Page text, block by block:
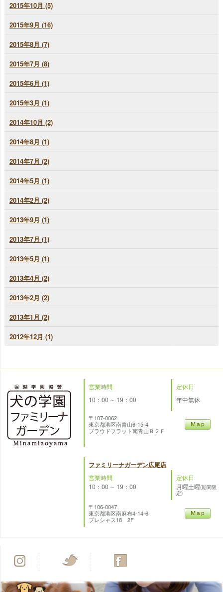
2015年10月 (5)
2015年9月 (16)
2015年8月 (7)
2015年7月 (8)
2015年6月 (1)
2015年3月 (1)
2014年10月 (2)
2014年8月 (1)
2014年7月 (2)
2014年5月 (1)
2014年2月 (2)
2013年9月 (1)
2013年7月 (1)
2013年5月 (1)
2013年4月 (2)
2013年2月 (2)
2013年1月 (2)
2012年12月 (1)
営業時間
定休日
10：00 ∼ 19：00
年中無休
〒107-0062
東京都港区南青山6-15-4
プラウドフラット南青山Ｂ２Ｆ
ファミリーナガーデン広尾店
営業時間
定休日
10：00 ∼ 19：00
月曜土曜(期間限
定)
〒106-0047
東京都港区南麻布4-14-6
プレシャス18 2F